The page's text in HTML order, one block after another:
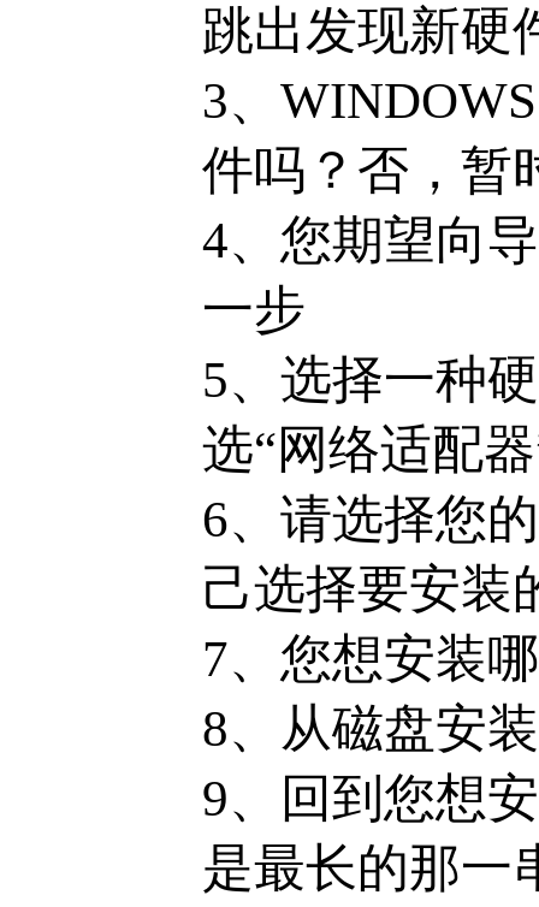
跳出发现新硬
3、
件吗？否，暂
4、您期望向
一步
5、选择一种
选“网络适配
6、请选择您
己选择要安装
7、您想安装
8、从磁盘安
9、回到您想
是最长的那一